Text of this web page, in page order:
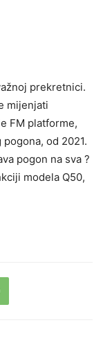
prekretnici.
mijenjati
FM platforme,
od 2021.
pogon na sva ?
modela Q50,